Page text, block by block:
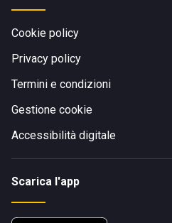
Cookie policy
Privacy policy
Termini e condizioni
Gestione cookie
Accessibilità digitale
Scarica l'app